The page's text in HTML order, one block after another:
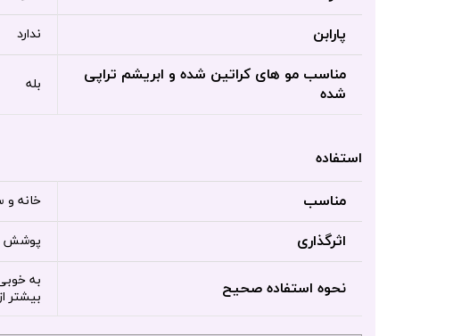
پارابن ندارد
مناسب مو های کراتین شده و ابریشم تراپی
شده
بله
استفاده
مناسب خانه و
اثرگذاری پوشش
نحوه استفاده صحیح
بیشتر